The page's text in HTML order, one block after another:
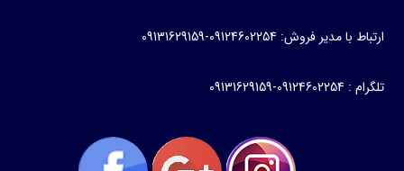
ارتباط با مدیر فروش: 09124602254-09131629159
تلگرام : 09124602254-09131629159